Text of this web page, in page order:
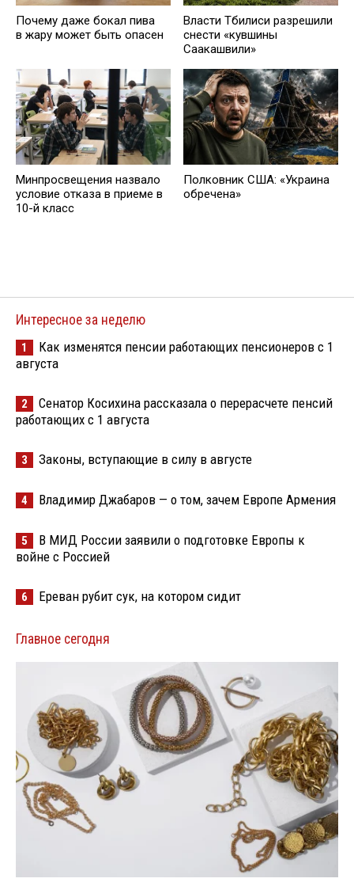
Почему даже бокал пива
в жару может быть опасен
Власти Тбилиси разрешили
снести «кувшины
Саакашвили»
Минпросвещения назвало
условие отказа в приеме в
10-й класс
Полковник США: «Украина
обречена»
Интересное за неделю
1
Как изменятся пенсии работающих пенсионеров с 1
августа
2
Сенатор Косихина рассказала о перерасчете пенсий
работающих с 1 августа
3 Законы, вступающие в силу в августе
4 Владимир Джабаров — о том, зачем Европе Армения
5
В МИД России заявили о подготовке Европы к
войне с Россией
6 Ереван рубит сук, на котором сидит
Главное сегодня